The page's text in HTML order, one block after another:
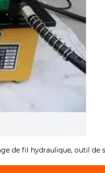
de fil hydraulique, outil de